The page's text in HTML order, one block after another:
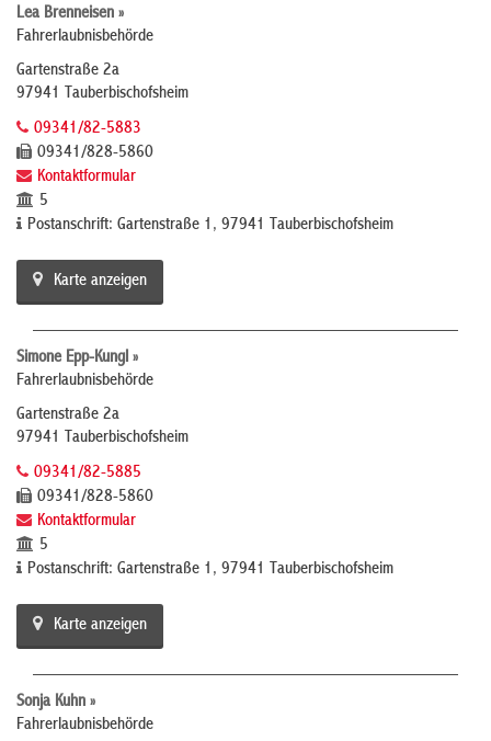
Lea Brenneisen »
Fahrerlaubnisbehörde
Gartenstraße 2a
97941 Tauberbischofsheim
09341/82-5883
09341/828-5860
Kontaktformular
5
Postanschrift: Gartenstraße 1, 97941 Tauberbischofsheim
Karte anzeigen
Simone Epp-Kungl »
Fahrerlaubnisbehörde
Gartenstraße 2a
97941 Tauberbischofsheim
09341/82-5885
09341/828-5860
Kontaktformular
5
Postanschrift: Gartenstraße 1, 97941 Tauberbischofsheim
Karte anzeigen
Sonja Kuhn »
Fahrerlaubnisbehörde